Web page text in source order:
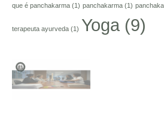
que é panchakarma (1) panchakarma (1)
terapeuta ayurveda (1) Yoga (9)